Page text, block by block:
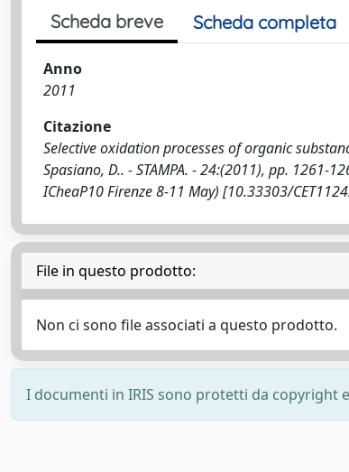
Scheda breve Scheda completa
Anno
2011
Citazione
Selective oxidation processes of organic
Spasiano, D.. - STAMPA. - 24:(2011), pp. 1261-
ICheaP10 Firenze 8-11 May) [10.33303/
File in questo prodotto:
Non ci sono file associati a questo prodotto.
I documenti in IRIS sono protetti da copyright